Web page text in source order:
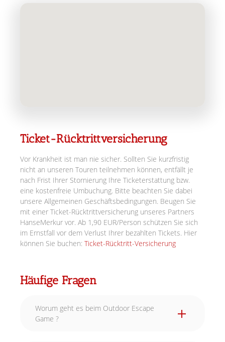
Ticket-Rücktrittversicherung
Vor Krankheit ist man nie sicher. Sollten Sie kurzfristig
nicht an unseren Touren teilnehmen können, entfällt je
nach Frist Ihrer Stornierung Ihre Ticketerstattung bzw.
eine kostenfreie Umbuchung. Bitte beachten Sie dabei
unsere Allgemeinen Geschäftsbedingungen. Beugen Sie
mit einer Ticket-Rücktrittversicherung unseres Partners
HanseMerkur vor. Ab 1,90 EUR/Person schützen Sie sich
im Ernstfall vor dem Verlust Ihrer bezahlten Tickets. Hier
können Sie buchen: Ticket-Rücktritt-Versicherung
Häufige Fragen
Worum geht es beim Outdoor Escape
Game ?